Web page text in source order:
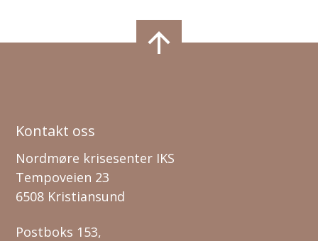
Kontakt oss
Nordmøre krisesenter IKS
Tempoveien 23
6508 Kristiansund
Postboks 153,